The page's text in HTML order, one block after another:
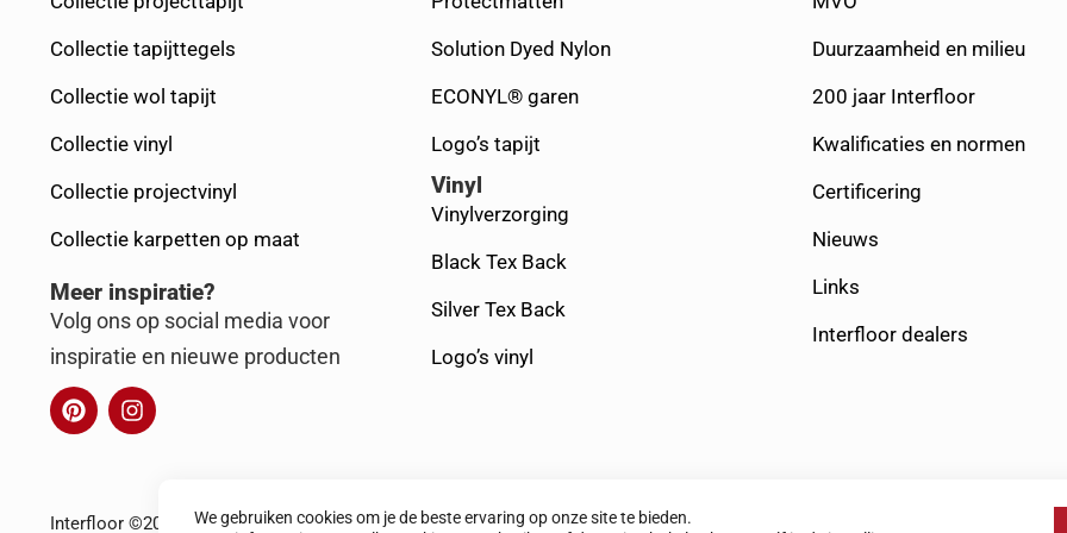
Collectie tapijttegels
Collectie wol tapijt
Collectie vinyl
Collectie projectvinyl
Collectie karpetten op maat
Meer inspiratie?
Volg ons op social media voor
inspiratie en nieuwe producten
Solution Dyed Nylon
ECONYL® garen
Logo’s tapijt
Vinyl
Vinylverzorging
Black Tex Back
Silver Tex Back
Logo’s vinyl
Duurzaamheid en milieu
200 jaar Interfloor
Kwalificaties en normen
Certificering
Nieuws
Links
Interfloor dealers
Interfloor ©2025 Adelaarstraat 6, 8064 AH
We gebruiken cookies om je de beste ervaring op onze site te bieden.